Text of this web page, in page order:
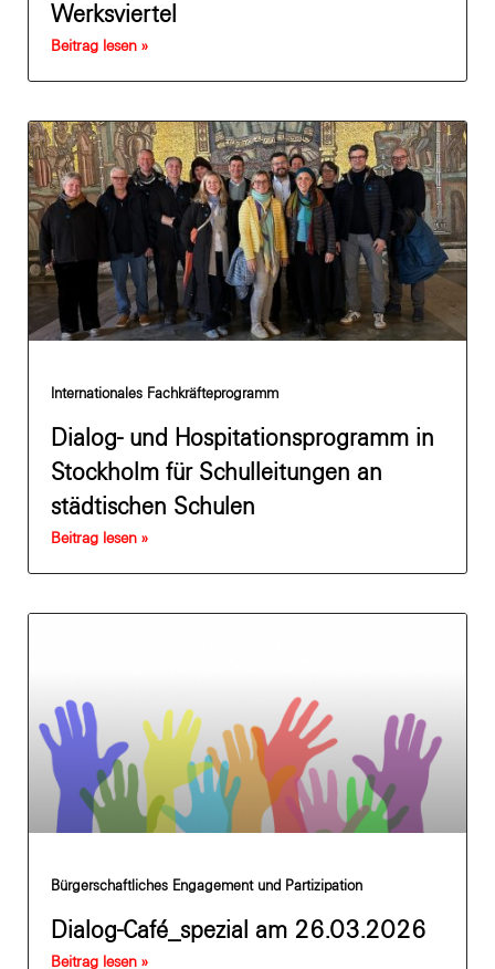
Werksviertel
Beitrag lesen »
Internationales Fachkräfteprogramm
Dialog- und Hospitationsprogramm in
Stockholm für Schulleitungen an
städtischen Schulen
Beitrag lesen »
Bürgerschaftliches Engagement und Partizipation
Dialog-Café_spezial am 26.03.2026
Beitrag lesen »